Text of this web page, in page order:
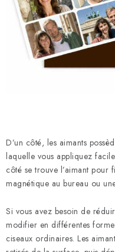
D’un côté, les aimants
laquelle vous appliquez
côté se trouve l’aimant pour
magnétique au bureau ou
Si vous avez besoin de
modifier en différentes
ciseaux ordinaires. Les